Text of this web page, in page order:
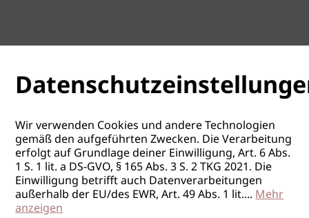
Wir verwenden Cookies und andere Technologien
gemäß den aufgeführten Zwecken. Die Verarbeitung
erfolgt auf Grundlage deiner Einwilligung, Art. 6 Abs.
1 S. 1 lit. a DS-GVO, § 165 Abs. 3 S. 2 TKG 2021. Die
Einwilligung betrifft auch Datenverarbeitungen
außerhalb der EU/des EWR, Art. 49 Abs. 1 lit....Mehr
anzeigen